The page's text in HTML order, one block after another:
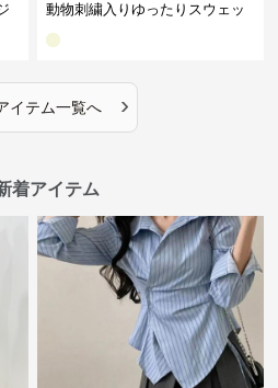
動物刺繍入りゆったりスウェッ
イテム一覧へ ›
着アイテム